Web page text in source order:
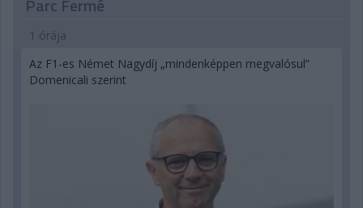
1 órája
Az F1-es Német Nagydíj „mindenképpen megvalósul”
Domenicali szerint